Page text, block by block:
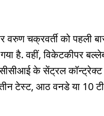
वरुण चक्रवर्ती को पहली
है. वहीं, विकेटकीपर
के सेंट्रल
टेस्ट, आठ वनडे या 10